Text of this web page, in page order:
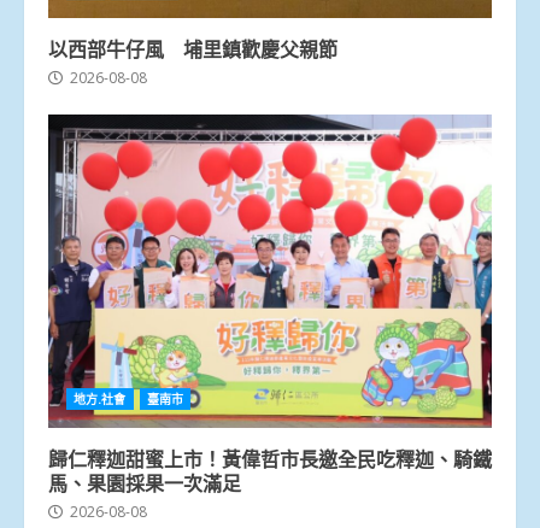
以西部牛仔風 埔里鎮歡慶父親節
2026-08-08
地方.社會 臺南市
歸仁釋迦甜蜜上市！黃偉哲市長邀全民吃釋迦、騎鐵
馬、果園採果一次滿足
2026-08-08